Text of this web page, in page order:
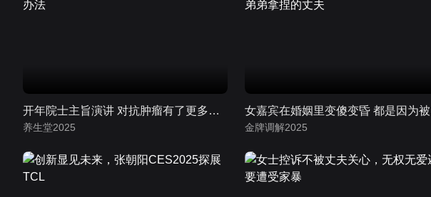
开年院士主旨演讲 对抗肿瘤有了更多办法
养生堂2025 金牌调解2025